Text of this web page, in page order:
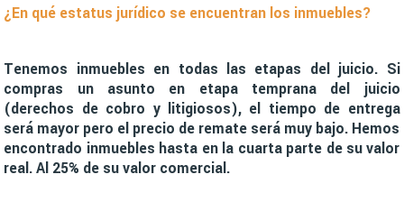
¿En qué estatus jurídico se encuentran los inmuebles?
Tenemos inmuebles en todas las etapas del juicio. Si
compras un asunto en etapa temprana del juicio
(derechos de cobro y litigiosos), el tiempo de entrega
será mayor pero el precio de remate será muy bajo. Hemos
encontrado inmuebles hasta en la cuarta parte de su valor
real. Al 25% de su valor comercial.